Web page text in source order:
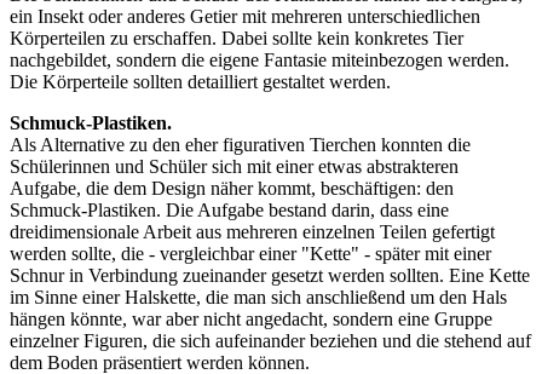
ein Insekt oder anderes Getier mit mehreren unterschiedlichen
Körperteilen zu erschaffen. Dabei sollte kein konkretes Tier
nachgebildet, sondern die eigene Fantasie miteinbezogen werden.
Die Körperteile sollten detailliert gestaltet werden.
Schmuck-Plastiken.
Als Alternative zu den eher figurativen Tierchen konnten die
Schülerinnen und Schüler sich mit einer etwas abstrakteren
Aufgabe, die dem Design näher kommt, beschäftigen: den
Schmuck-Plastiken. Die Aufgabe bestand darin, dass eine
dreidimensionale Arbeit aus mehreren einzelnen Teilen gefertigt
werden sollte, die - vergleichbar einer "Kette" - später mit einer
Schnur in Verbindung zueinander gesetzt werden sollten. Eine Kette
im Sinne einer Halskette, die man sich anschließend um den Hals
hängen könnte, war aber nicht angedacht, sondern eine Gruppe
einzelner Figuren, die sich aufeinander beziehen und die stehend auf
dem Boden präsentiert werden können.